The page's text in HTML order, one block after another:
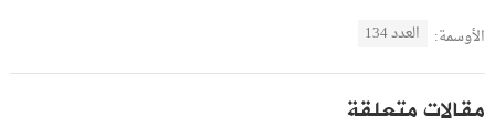
الأوسمة: العدد 134
مقالات متعلقة